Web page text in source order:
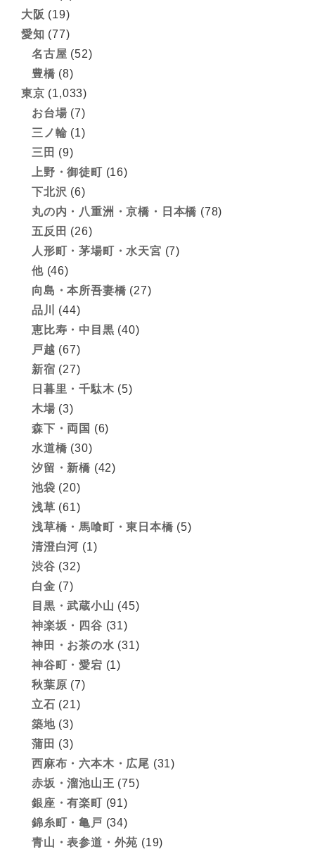
大阪 (19)
愛知 (77)
名古屋 (52)
豊橋 (8)
東京 (1,033)
お台場 (7)
三ノ輪 (1)
三田 (9)
上野・御徒町 (16)
下北沢 (6)
丸の内・八重洲・京橋・日本橋 (78)
五反田 (26)
人形町・茅場町・水天宮 (7)
他(46)
向島・本所吾妻橋 (27)
品川
(44)
恵比寿・中目黒 (40)
戸越 (67)
新宿 (27)
日暮里・千駄木 (5)
木場 (3)
森下・両国 (6)
水道橋 (30)
汐留・新橋 (42)
池袋 (20)
浅草 (61)
浅草橋・馬喰町・東日本橋 (5)
清澄白河 (1)
渋谷 (32)
白金 (7)
目黒・武蔵小山 (45)
神楽坂・四谷 (31)
神田・お茶の水 (31)
神谷町・愛宕 (1)
秋葉原 (7)
立石 (21)
築地(3)
蒲田 (3)
西麻布・六本木・広尾 (31)
赤坂・溜池山王 (75)
銀座・有楽町 (91)
錦糸町・亀戸 (34)
青山・表参道・外苑 (19)